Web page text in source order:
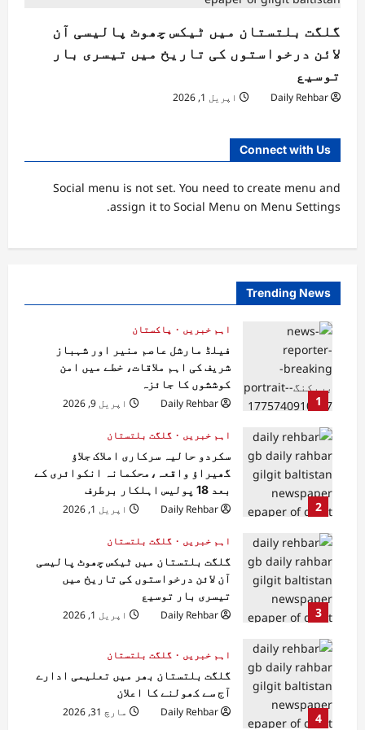
گلگت بلتستان میں ٹیکس چھوٹ پالیسی آن
لائن درخواستوں کی تاریخ میں تیسری بار
توسیع
Daily Rehbar اپریل 1, 2026
Connect with Us
Social menu is not set. You need to create menu and
assign it to Social Menu on Menu Settings.
Trending News
1
اہم خبریں
پاکستان
فیلڈ مارشل عاصم منیر اور شہباز
شریف کی اہم ملاقات، خطے میں امن
کوششوں کا جائزہ
Daily Rehbar
اپریل 9, 2026
2
اہم خبریں
گلگت بلتستان
سکردو حالیہ سرکاری املاک جلاؤ
گھیراؤ واقعہ،محکمانہ انکوائری کے
بعد 18 پولیس اہلکار برطرف
Daily Rehbar
اپریل 1, 2026
3
اہم خبریں
گلگت بلتستان
گلگت بلتستان میں ٹیکس چھوٹ پالیسی
آن لائن درخواستوں کی تاریخ میں
تیسری بار توسیع
Daily Rehbar
اپریل 1, 2026
4
اہم خبریں
گلگت بلتستان
گلگت بلتستان بھر میں تعلیمی ادارے
آج سے کھولنے کا اعلان
Daily Rehbar
مارچ 31, 2026